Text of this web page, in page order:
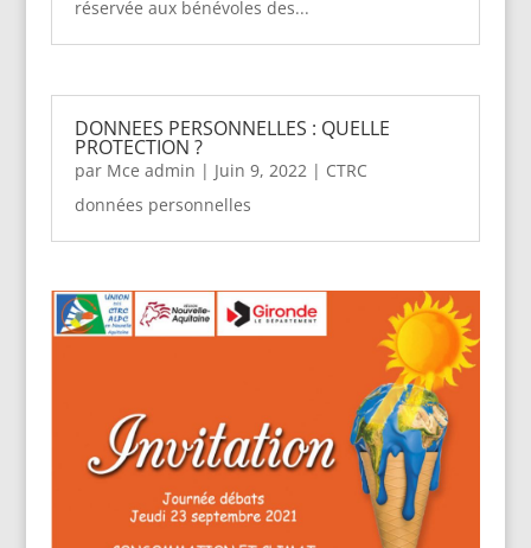
réservée aux bénévoles des...
DONNEES PERSONNELLES : QUELLE
PROTECTION ?
par Mce admin | Juin 9, 2022 | CTRC
données personnelles